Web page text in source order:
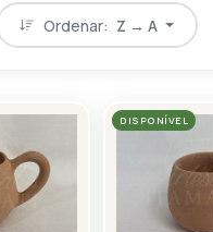
Ordenar: Z → A
DISPONÍVEL